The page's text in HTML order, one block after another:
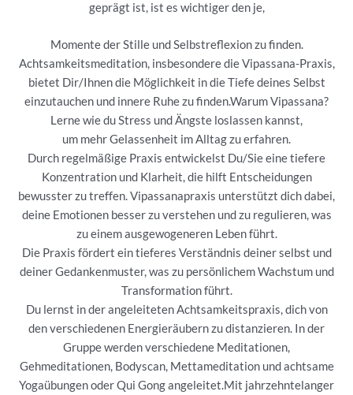
geprägt ist, ist es wichtiger den je,
Momente der Stille und Selbstreflexion zu finden.
Achtsamkeitsmeditation, insbesondere die Vipassana-Praxis,
bietet Dir/Ihnen die Möglichkeit in die Tiefe deines Selbst
einzutauchen und innere Ruhe zu finden.Warum Vipassana?
Lerne wie du Stress und Ängste loslassen kannst,
um mehr Gelassenheit im Alltag zu erfahren.
Durch regelmäßige Praxis entwickelst Du/Sie eine tiefere
Konzentration und Klarheit, die hilft Entscheidungen
bewusster zu treffen. Vipassanapraxis unterstützt dich dabei,
deine Emotionen besser zu verstehen und zu regulieren, was
zu einem ausgewogeneren Leben führt.
Die Praxis fördert ein tieferes Verständnis deiner selbst und
deiner Gedankenmuster, was zu persönlichem Wachstum und
Transformation führt.
Du lernst in der angeleiteten Achtsamkeitspraxis, dich von
den verschiedenen Energieräubern zu distanzieren. In der
Gruppe werden verschiedene Meditationen,
Gehmeditationen, Bodyscan, Mettameditation und achtsame
Yogaübungen oder Qui Gong angeleitet.Mit jahrzehntelanger